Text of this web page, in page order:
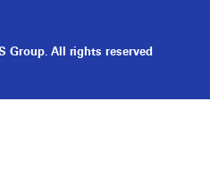
Group. All rights reserved